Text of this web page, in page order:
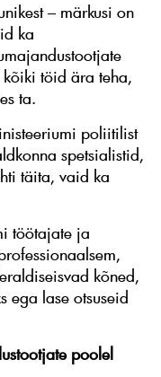
– märkusi on
ka
kõiki töid ära teha,
ta.
poliitilist
spetsialistid,
täita, vaid ka
töötajate ja
kõned,
ega lase otsuseid
poolel